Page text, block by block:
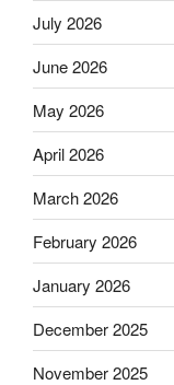
July 2026
June 2026
May 2026
April 2026
March 2026
February 2026
January 2026
December 2025
November 2025